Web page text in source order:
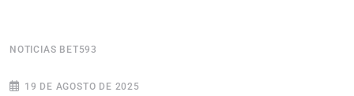
NOTICIAS BET593
19 DE AGOSTO DE 2025